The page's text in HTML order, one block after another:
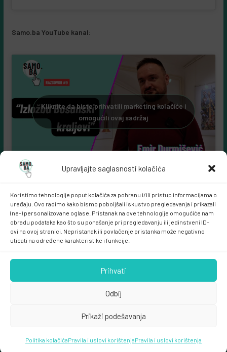
Upravljajte saglasnosti kolačića
Koristimo tehnologije poput kolačića za pohranu i/ili pristup informacijama o
uređaju. Ovo radimo kako bismo poboljšali iskustvo pregledavanja i prikazali
(ne-) personalizovane oglase. Pristanak na ove tehnologije omogućiće nam
obradu podataka kao što su ponašanje pri pregledavanju ili jedinstveni ID-
ovi na ovoj stranici. Nepristanak ili povlačenje pristanka može negativno
uticati na određene karakteristike i funkcije.
Prihvati
Odbij
Prikaži podešavanja
Politika kolačićaPravila i uslovi korištenjaPravila i uslovi korištenja
Samo.ba YouTube kanal:
Kliknite da biste prihvatili marketing kolačiće i
omogućili ovaj sadržaj
Samo.ba MARKETING
Theme:ColorMagby ThemeGrill. Powered byWordPress.